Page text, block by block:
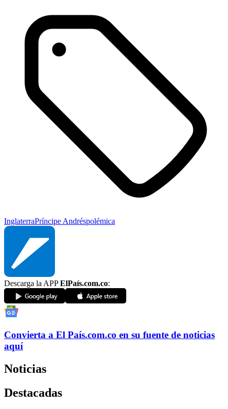
InglaterraPríncipe Andréspolémica
Descarga la APPElPaís.com.co:
Convierta a El País.com.co en su fuente de noticias
aquí
Noticias
Destacadas